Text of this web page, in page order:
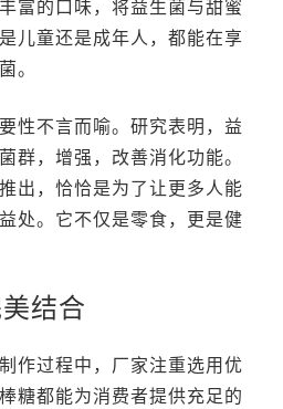
富的口味，将益生菌与甜蜜
儿童还是成年人，都能在享
。
性不言而喻。研究表明，益
群，增强，改善消化功能。
出，恰恰是为了让更多人能
处。它不仅是零食，更是健
结合
作过程中，厂家注重选用优
糖都能为消费者提供充足的